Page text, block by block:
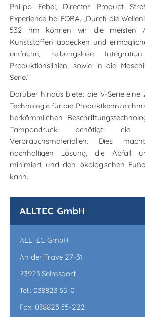
Philipp Febel, Director Product
Experience bei FOBA. „Durch die
532 nm können wir die meisten
Kunststoffen abdecken und
einfache, reibungslose
Produktionslinien, sowie in die
Serie.“
Darüber hinaus bietet die V-Serie eine
Technologie für die
herkömmlichen
Tampondruck benötigt die
Verbrauchsmaterialien. Dies
nachhaltigen Lösung, die Abfall
minimiert und den ökologischen
kann.
ALLTEC GmbH
ALLTEC GmbH
An der Trave 27-31
23923 Selmsdorf
Tel.: 038823 55-0
Fax: 038823 55-222